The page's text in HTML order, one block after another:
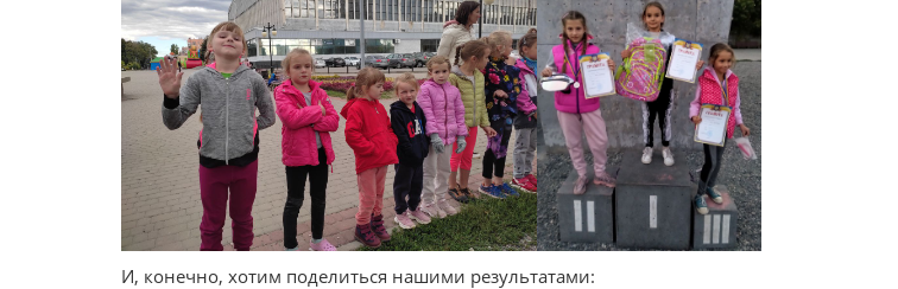
И, конечно, хотим поделиться нашими результатами: